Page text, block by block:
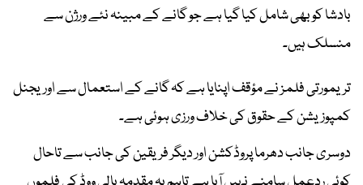
بادشا کو بھی شامل کیا گیا ہے جو گانے کے مبینہ نئے ورژن سے
منسلک ہیں۔
تریمورتی فلمز نے مؤقف اپنایا ہے کہ گانے کے استعمال سے اوریجنل
کمپوزیشن کے حقوق کی خلاف ورزی ہوئی ہے۔
دوسری جانب دھرما پروڈکشن اور دیگر فریقین کی جانب سے تاحال